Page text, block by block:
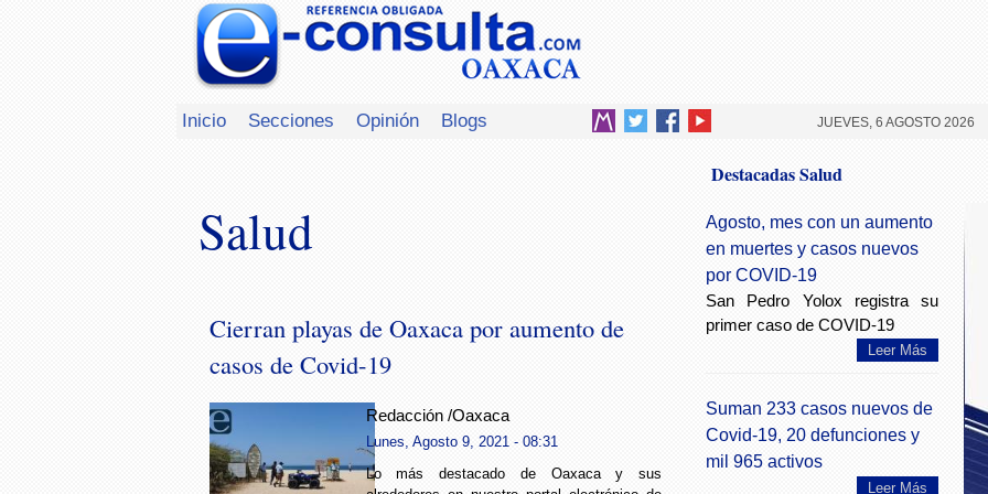
Inicio Secciones Opinión Blogs JUEVES, 6 AGOSTO 2026
Salud
Cierran playas de Oaxaca por aumento de
casos de Covid-19
Redacción /Oaxaca
Lunes, Agosto 9, 2021 - 08:31
Lo más destacado de Oaxaca y sus
Destacadas Salud
Agosto, mes con un aumento
en muertes y casos nuevos
por COVID-19
San Pedro Yolox registra su
primer caso de COVID-19
Leer Más
Suman 233 casos nuevos de
Covid-19, 20 defunciones y
mil 965 activos
Leer Más